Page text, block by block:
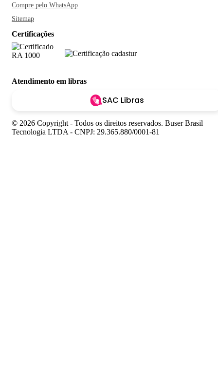
Compre pelo WhatsApp
Sitemap
Certificações
Atendimento em libras
SAC Libras
© 2026 Copyright - Todos os direitos reservados. Buser Brasil
Tecnologia LTDA - CNPJ: 29.365.880/0001-81